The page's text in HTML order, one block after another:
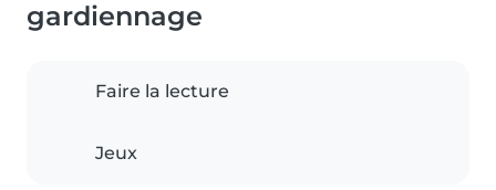
gardiennage
Faire la lecture
Jeux